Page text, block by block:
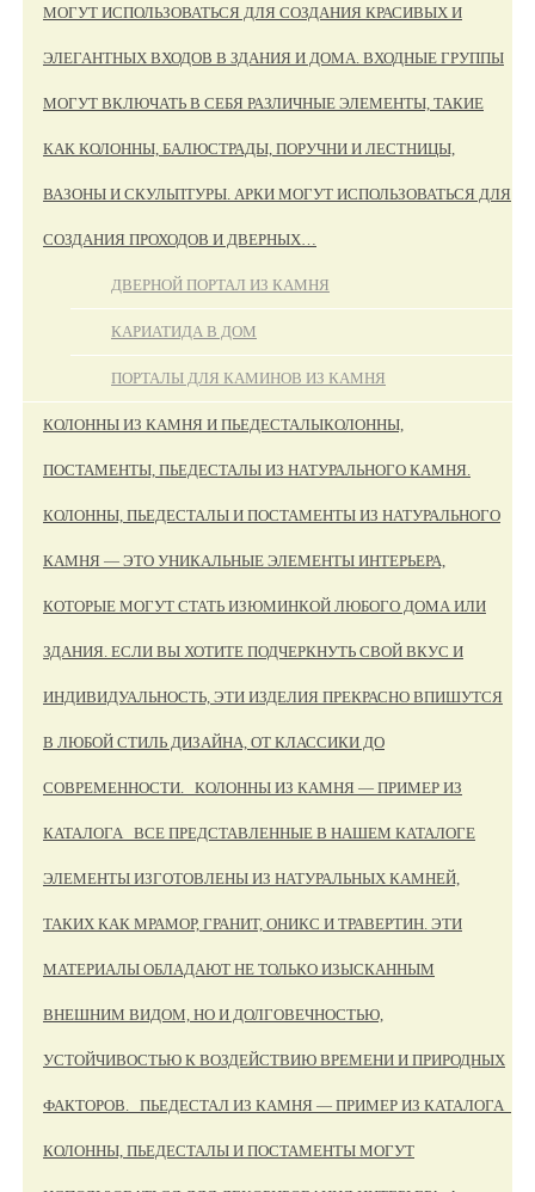
МОГУТ ИСПОЛЬЗОВАТЬСЯ ДЛЯ СОЗДАНИЯ КРАСИВЫХ И
ЭЛЕГАНТНЫХ ВХОДОВ В ЗДАНИЯ И ДОМА. ВХОДНЫЕ ГРУППЫ
МОГУТ ВКЛЮЧАТЬ В СЕБЯ РАЗЛИЧНЫЕ ЭЛЕМЕНТЫ, ТАКИЕ
КАК КОЛОННЫ, БАЛЮСТРАДЫ, ПОРУЧНИ И ЛЕСТНИЦЫ,
ВАЗОНЫ И СКУЛЬПТУРЫ. АРКИ МОГУТ ИСПОЛЬЗОВАТЬСЯ ДЛЯ
СОЗДАНИЯ ПРОХОДОВ И ДВЕРНЫХ…
ДВЕРНОЙ ПОРТАЛ ИЗ КАМНЯ
КАРИАТИДА В ДОМ
ПОРТАЛЫ ДЛЯ КАМИНОВ ИЗ КАМНЯ
КОЛОННЫ ИЗ КАМНЯ И ПЬЕДЕСТАЛЫКОЛОННЫ,
ПОСТАМЕНТЫ, ПЬЕДЕСТАЛЫ ИЗ НАТУРАЛЬНОГО КАМНЯ.
КОЛОННЫ, ПЬЕДЕСТАЛЫ И ПОСТАМЕНТЫ ИЗ НАТУРАЛЬНОГО
КАМНЯ — ЭТО УНИКАЛЬНЫЕ ЭЛЕМЕНТЫ ИНТЕРЬЕРА,
КОТОРЫЕ МОГУТ СТАТЬ ИЗЮМИНКОЙ ЛЮБОГО ДОМА ИЛИ
ЗДАНИЯ. ЕСЛИ ВЫ ХОТИТЕ ПОДЧЕРКНУТЬ СВОЙ ВКУС И
ИНДИВИДУАЛЬНОСТЬ, ЭТИ ИЗДЕЛИЯ ПРЕКРАСНО ВПИШУТСЯ
В ЛЮБОЙ СТИЛЬ ДИЗАЙНА, ОТ КЛАССИКИ ДО
СОВРЕМЕННОСТИ. КОЛОННЫ ИЗ КАМНЯ — ПРИМЕР ИЗ
КАТАЛОГА ВСЕ ПРЕДСТАВЛЕННЫЕ В НАШЕМ КАТАЛОГЕ
ЭЛЕМЕНТЫ ИЗГОТОВЛЕНЫ ИЗ НАТУРАЛЬНЫХ КАМНЕЙ,
ТАКИХ КАК МРАМОР, ГРАНИТ, ОНИКС И ТРАВЕРТИН. ЭТИ
МАТЕРИАЛЫ ОБЛАДАЮТ НЕ ТОЛЬКО ИЗЫСКАННЫМ
ВНЕШНИМ ВИДОМ, НО И ДОЛГОВЕЧНОСТЬЮ,
УСТОЙЧИВОСТЬЮ К ВОЗДЕЙСТВИЮ ВРЕМЕНИ И ПРИРОДНЫХ
ФАКТОРОВ. ПЬЕДЕСТАЛ ИЗ КАМНЯ — ПРИМЕР ИЗ КАТАЛОГА
КОЛОННЫ, ПЬЕДЕСТАЛЫ И ПОСТАМЕНТЫ МОГУТ